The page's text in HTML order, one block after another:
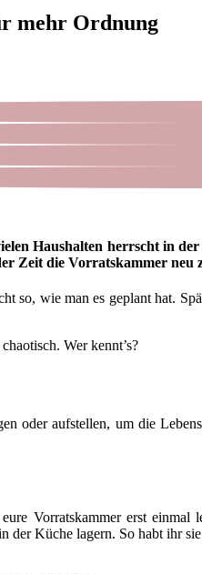
mehr Ordnung
Haushalten herrscht in der
Zeit die Vorratskammer
so, wie man es geplant hat.
Wer kennt’s?
oder aufstellen, um die
Vorratskammer erst
der Küche lagern. So habt ihr